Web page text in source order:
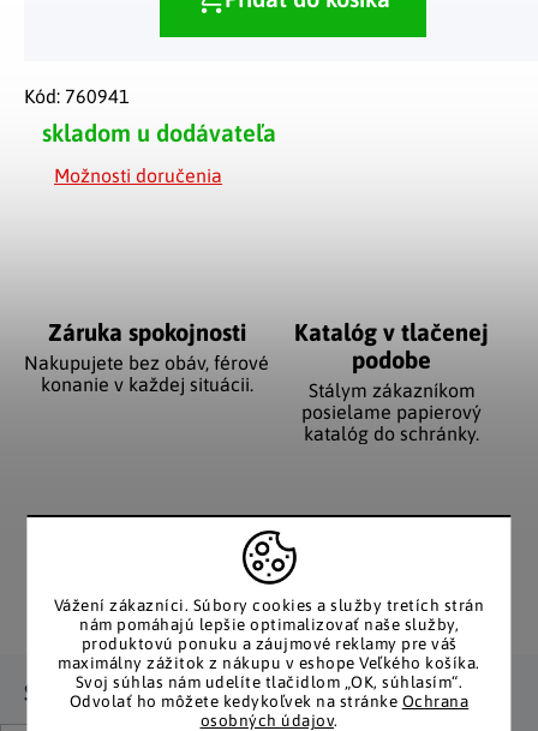
Vážení zákazníci. Súbory cookies a služby tretích strán
nám pomáhajú lepšie optimalizovať naše služby,
produktovú ponuku a záujmové reklamy pre váš
maximálny zážitok z nákupu v eshope Veľkého košíka.
Svoj súhlas nám udelíte tlačidlom „OK, súhlasím“.
Odvolať ho môžete kedykoľvek na stránke Ochrana
osobných údajov.
skladom u dodávateľa
Možnosti doručenia
Kód: 760941
Záruka spokojnosti
Nakupujete bez obáv, férové
​​konanie v každej situácii.
Katalóg v tlačenej
podobe
Stálym zákazníkom
posielame papierový
katalóg do schránky.
Za desiatky rokov na trhu
máme tisíce spokojných
zákazníkov.
Značkový tovar s garanciou
pôvodu. Rýchle odoslanie z
Česka.
Súvisiaci tovar